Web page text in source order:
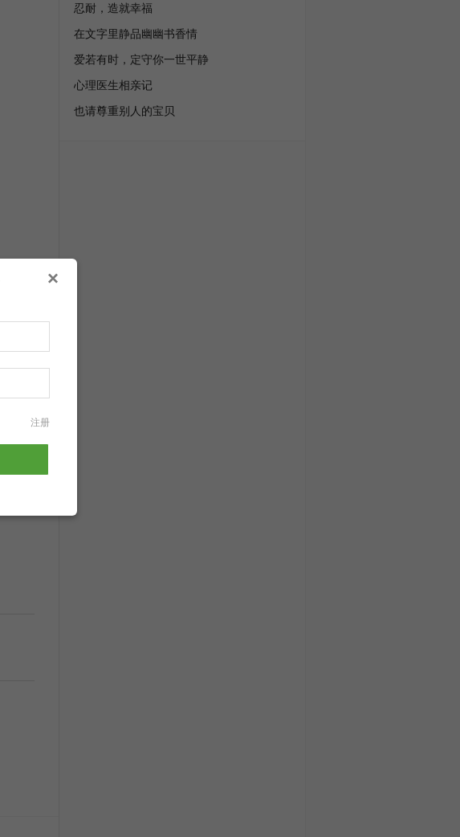
忍耐，造就幸福
在文字里静品幽幽书香情
爱若有时，定守你一世平静
心理医生相亲记
也请尊重别人的宝贝
×
注册